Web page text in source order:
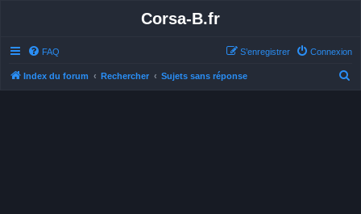
Corsa-B.fr
FAQ Connexion
S’enregistrer
Index du forum Rechercher Sujets sans réponse